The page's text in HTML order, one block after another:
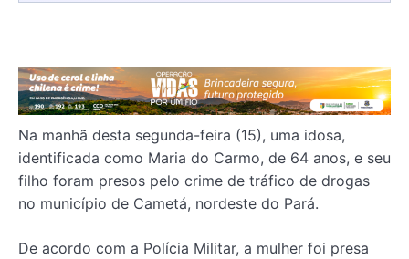
Na manhã desta segunda-feira (15), uma idosa,
identificada como Maria do Carmo, de 64 anos, e seu
filho foram presos pelo crime de tráfico de drogas
no município de Cametá, nordeste do Pará.
De acordo com a Polícia Militar, a mulher foi presa